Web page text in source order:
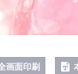
画面印刷